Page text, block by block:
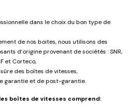
dans le choix du bon type de
de nos boites, nous utilisons des
d’origine provenant de sociétés : SNR,
et Corteco,
des boîtes de vitesses,
garantie et de post-garantie.
boîtes de vitesses comprend: